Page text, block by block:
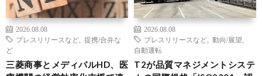
2026.08.08
プレスリリースなど
提携/合弁な
ど
三菱商事とメディパルHD、医
2026.08.08
プレスリリースなど
動向/展望
自動運転
T2が品質マネジメントシステ